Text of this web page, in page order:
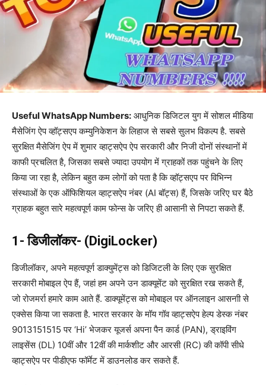
Useful WhatsApp Numbers: आधुनिक डिजिटल युग में सोशल मीडिया
मैसेजिंग ऐप व्हॉट्सएप कम्युनिकेशन के लिहाज से सबसे सुलभ विकल्प है. सबसे
सुरक्षित मैसेजिंग ऐप में शुमार व्हाट्सऐप ऐप सरकारी और निजी दोनों संस्थानों में
काफी प्रचलित है, जिसका सबसे ज्यादा उपयोग में ग्राहकों तक पहुंचने के लिए
किया जा रहा है, लेकिन बहुत कम लोगों को पता है कि व्हॉट्सएप पर विभिन्न
संस्थाओं के एक ऑफिशियल व्हाट्सऐप नंबर (AI बॉट्स) हैं, जिसके जरिए घर बैठे
ग्राहक बहुत सारे महत्वपूर्ण काम फोन्स के जरिए ही आसानी से निपटा सकते हैं.
1- डिजीलॉकर- (DigiLocker)
डिजीलॉकर, अपने महत्वपूर्ण डाक्युमेंट्स को डिजिटली के लिए एक सुरक्षित
सरकारी मोबाइल ऐप हैं, जहां हम अपने उन डाक्यूमेंट को सुरक्षित रख सकते हैं,
जो रोजमर्रा हमारे काम आते हैं. डाक्यूमेंट्स को मोबाइल पर ऑनलाइन आसनाी से
एक्सेस किया जा सकता है. भारत सरकार के मॉय गॉव व्हाट्सऐप हेल्प डेस्क नंबर
9013151515 पर ‘Hi’ भेजकर यूजर्स अपना पैन कार्ड (PAN), ड्राइविंग
लाइसेंस (DL) 10वीं और 12वीं की मार्कशीट और आरसी (RC) की कॉपी सीधे
व्हाट्सऐप पर पीडीएफ फॉर्मेट में डाउनलोड कर सकते हैं.